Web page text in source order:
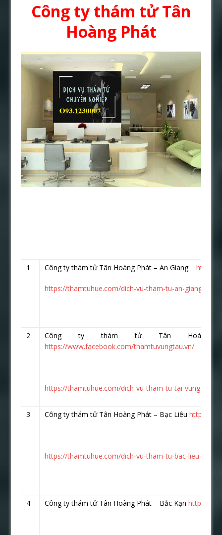
Công ty thám tử Tân
Hoàng Phát
1 Công ty thám tử Tân Hoàng Phát – An Gianghttps://
https://thamtuhue.com/dich-vu-tham-tu-an-giang-uy-
2
Công ty thám tử Tân Hoàng
https://www.facebook.com/thamtuvungtau.vn/
https://thamtuhue.com/dich-vu-tham-tu-tai-vung-tau-
3 Công ty thám tử Tân Hoàng Phát – Bạc Liêuhttps://
https://thamtuhue.com/dich-vu-tham-tu-bac-lieu-uy-
4 Công ty thám tử Tân Hoàng Phát – Bắc Kạnhttps://